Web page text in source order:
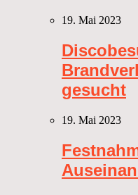
19. Mai 2023
gesucht
19. Mai 2023